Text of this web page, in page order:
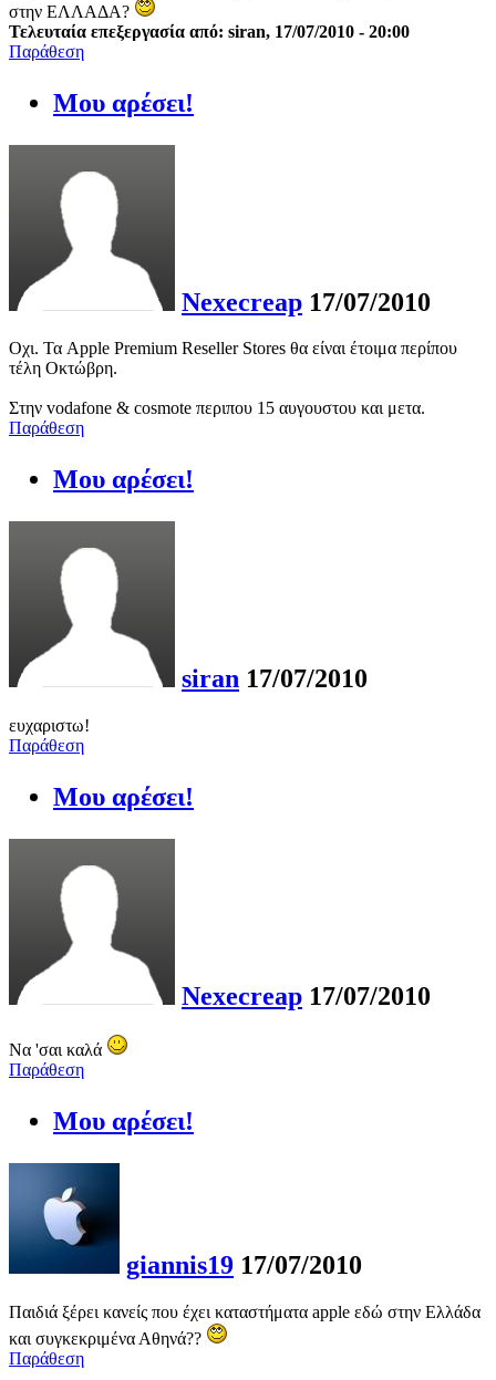
στην ΕΛΛΑΔΑ?
Τελευταία επεξεργασία από: siran, 17/07/2010 - 20:00
Παράθεση
Μου αρέσει!
Nexecreap 17/07/2010
Οχι. Τα Apple Premium Reseller Stores θα είναι έτοιμα περίπου
τέλη Οκτώβρη.
Στην vodafone & cosmote περιπου 15 αυγουστου και μετα.
Παράθεση
Μου αρέσει!
siran 17/07/2010
ευχαριστω!
Παράθεση
Μου αρέσει!
Nexecreap 17/07/2010
Να 'σαι καλά
Παράθεση
Μου αρέσει!
giannis19 17/07/2010
Παιδιά ξέρει κανείς που έχει καταστήματα apple εδώ στην Ελλάδα
και συγκεκριμένα Αθηνά??
Παράθεση